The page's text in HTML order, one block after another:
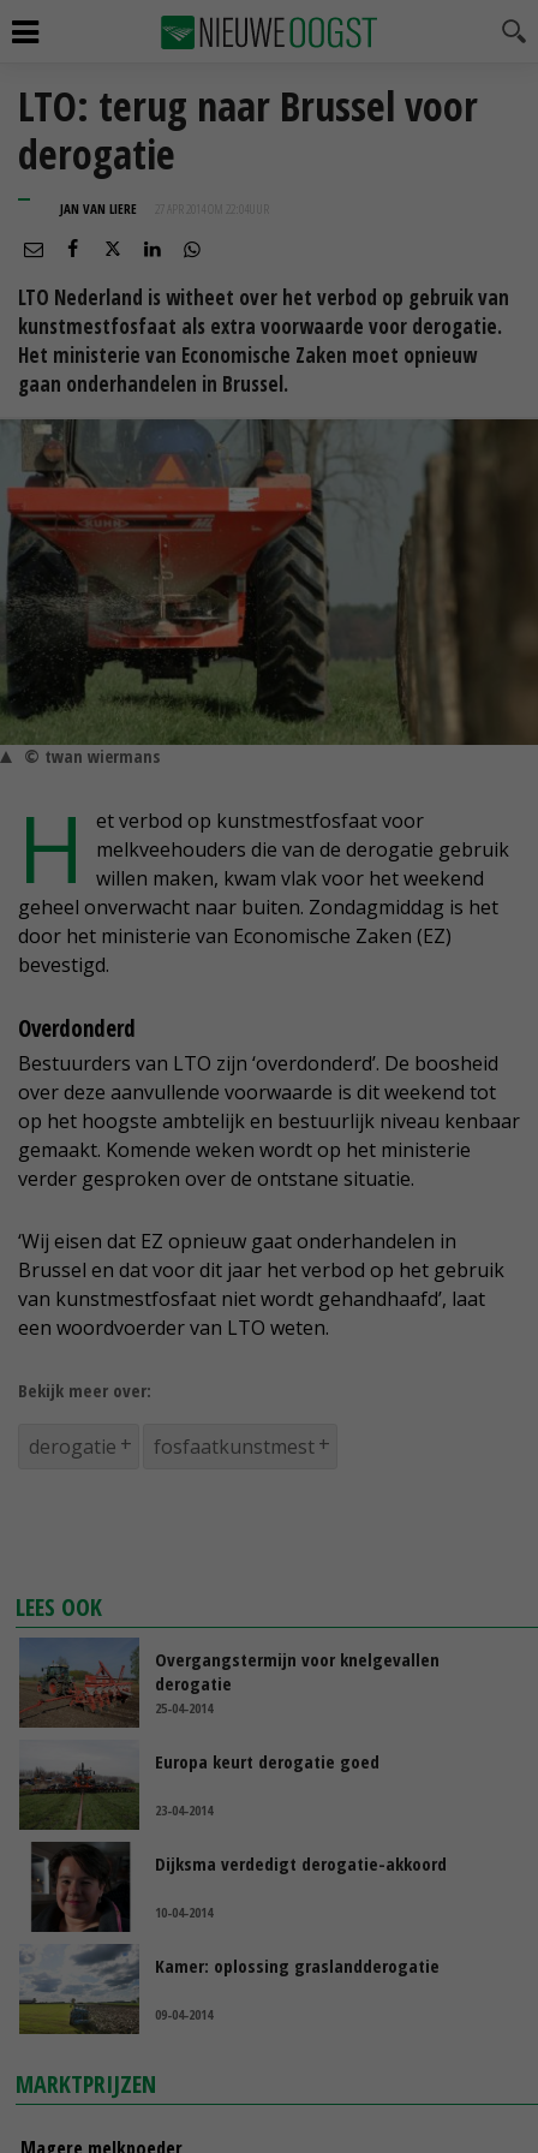
LTO: terug naar Brussel voor
derogatie
JAN VAN LIERE 27 APR 2014 OM 22:04
LTO Nederland is witheet over het verbod op gebruik van
kunstmestfosfaat als extra voorwaarde voor derogatie.
Het ministerie van Economische Zaken moet opnieuw
gaan onderhandelen in Brussel.
© twan wiermans
H
et verbod op kunstmestfosfaat voor
melkveehouders die van de derogatie gebruik
willen maken, kwam vlak voor het weekend
geheel onverwacht naar buiten. Zondagmiddag is het
door het ministerie van Economische Zaken (EZ)
bevestigd.
Overdonderd
Bestuurders van LTO zijn ‘overdonderd’. De boosheid
over deze aanvullende voorwaarde is dit weekend tot
op het hoogste ambtelijk en bestuurlijk niveau kenbaar
gemaakt. Komende weken wordt op het ministerie
verder gesproken over de ontstane situatie.
‘Wij eisen dat EZ opnieuw gaat onderhandelen in
Brussel en dat voor dit jaar het verbod op het gebruik
van kunstmestfosfaat niet wordt gehandhaafd’, laat
een woordvoerder van LTO weten.
Bekijk meer over:
derogatie fosfaatkunstmest
LEES OOK
Overgangstermijn voor knelgevallen
derogatie
25-04-2014
Europa keurt derogatie goed
23-04-2014
Dijksma verdedigt derogatie-akkoord
10-04-2014
Kamer: oplossing graslandderogatie
09-04-2014
MARKTPRIJZEN